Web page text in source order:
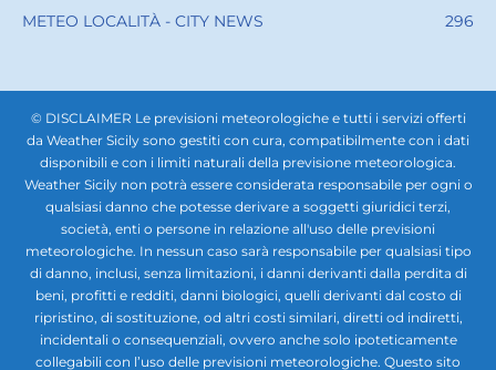
METEO LOCALITÀ - CITY NEWS
296
© DISCLAIMER Le previsioni meteorologiche e tutti i servizi offerti
da Weather Sicily sono gestiti con cura, compatibilmente con i dati
disponibili e con i limiti naturali della previsione meteorologica.
Weather Sicily non potrà essere considerata responsabile per ogni o
qualsiasi danno che potesse derivare a soggetti giuridici terzi,
società, enti o persone in relazione all'uso delle previsioni
meteorologiche. In nessun caso sarà responsabile per qualsiasi tipo
di danno, inclusi, senza limitazioni, i danni derivanti dalla perdita di
beni, profitti e redditi, danni biologici, quelli derivanti dal costo di
ripristino, di sostituzione, od altri costi similari, diretti od indiretti,
incidentali o consequenziali, ovvero anche solo ipoteticamente
collegabili con l’uso delle previsioni meteorologiche. Questo sito